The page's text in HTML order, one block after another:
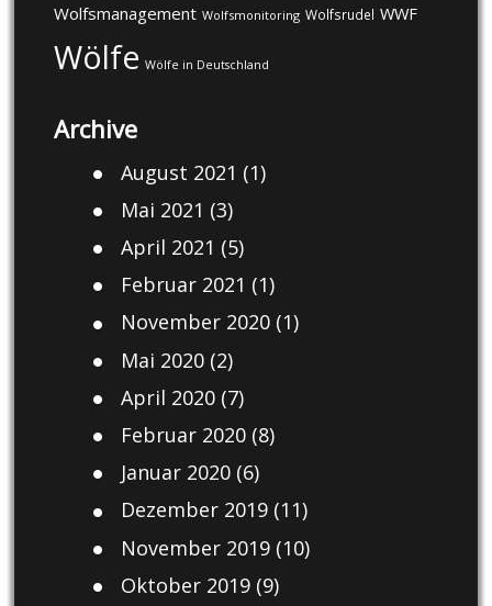
Wolfsmanagement Wolfsmonitoring Wolfsrudel WWF
Wölfe Wölfe in Deutschland
Archive
August 2021 (1)
Mai 2021 (3)
April 2021 (5)
Februar 2021 (1)
November 2020(1)
Mai 2020(2)
April 2020(7)
Februar 2020(8)
Januar 2020(6)
Dezember 2019(11)
November 2019(10)
Oktober 2019(9)